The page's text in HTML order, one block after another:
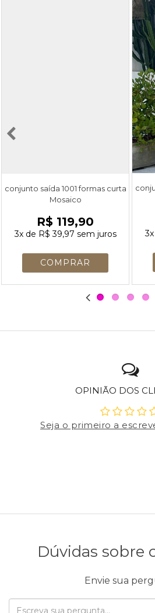
conjunto saída 1001 formas curta
Mosaico
R$ 119,90
3xde R$ 39,97 sem juros 3x
OPINIÃO DOS
Seja o primeiro a
Dúvidas sobre
Envie sua